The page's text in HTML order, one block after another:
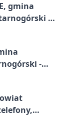
gmina
-
-